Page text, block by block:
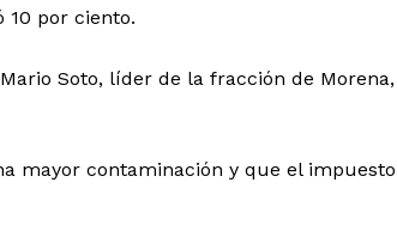
10 por ciento.
Soto, líder de la fracción de
mayor contaminación y que el